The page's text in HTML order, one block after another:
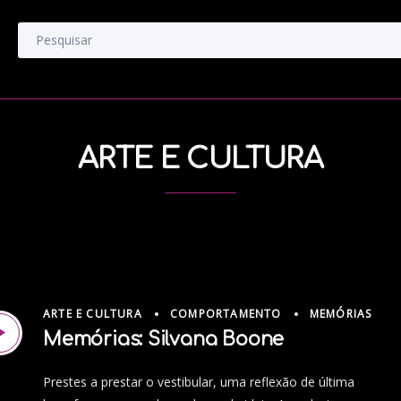
ARTE E CULTURA
ARTE E CULTURA COMPORTAMENTO MEMÓRIAS
Memórias: Silvana Boone
Prestes a prestar o vestibular, uma reflexão de última